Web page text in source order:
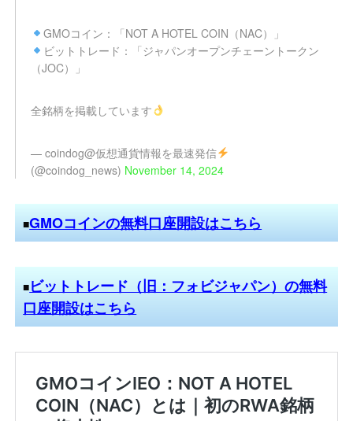
GMOコイン：「NOT A HOTEL COIN（NAC）」
ビットトレード：「ジャパンオープンチェーントークン
（JOC）」
全銘柄を掲載しています
— coindog@仮想通貨情報を最速発信
(@coindog_news) November 14, 2024
■GMOコインの無料口座開設はこちら
■ビットトレード（旧：フォビジャパン）の無料
口座開設はこちら